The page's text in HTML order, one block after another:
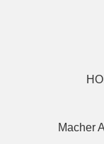
Macher